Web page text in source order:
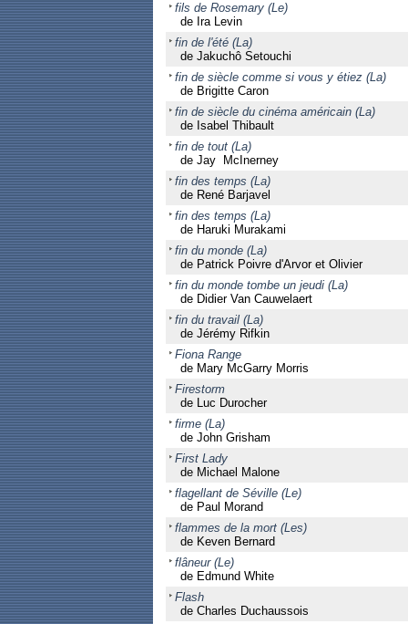
fils de Rosemary (Le)
de Ira Levin
fin de l'été (La)
de Jakuchô Setouchi
fin de siècle comme si vous y étiez (La)
de Brigitte Caron
fin de siècle du cinéma américain (La)
de Isabel Thibault
fin de tout (La)
de Jay McInerney
fin des temps (La)
de René Barjavel
fin des temps (La)
de Haruki Murakami
fin du monde (La)
de Patrick Poivre d'Arvor et Olivier
fin du monde tombe un jeudi (La)
de Didier Van Cauwelaert
fin du travail (La)
de Jérémy Rifkin
Fiona Range
de Mary McGarry Morris
Firestorm
de Luc Durocher
firme (La)
de John Grisham
First Lady
de Michael Malone
flagellant de Séville (Le)
de Paul Morand
flammes de la mort (Les)
de Keven Bernard
flâneur (Le)
de Edmund White
Flash
de Charles Duchaussois